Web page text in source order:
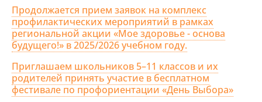
Продолжается прием заявок на комплекс
профилактических мероприятий в рамках
региональной акции «Мое здоровье - основа
будущего!» в 2025/2026 учебном году.
Приглашаем школьников 5–11 классов и их
родителей принять участие в бесплатном
фестивале по профориентации «День Выбора»